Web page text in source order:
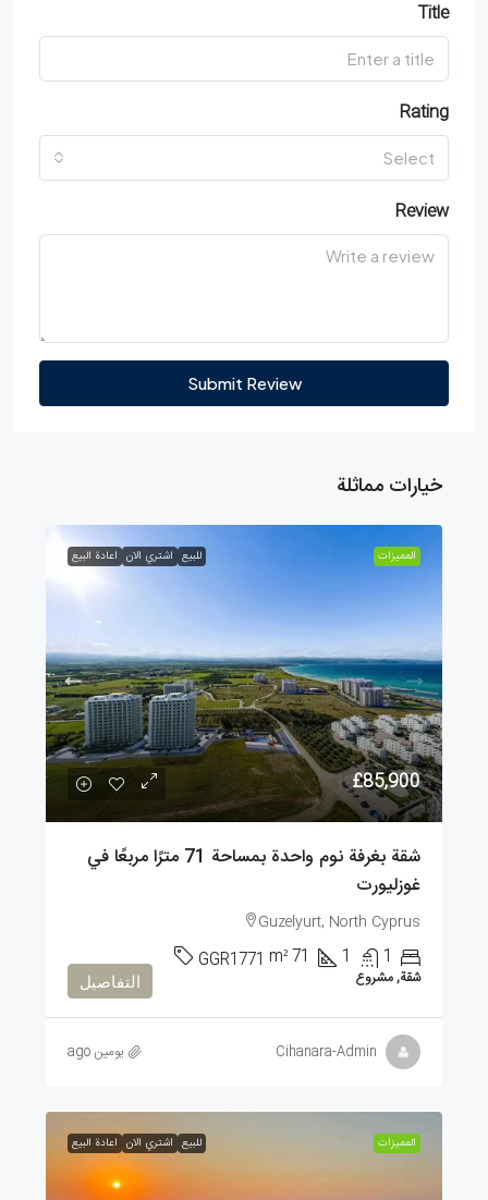
Title
Rating
Select
Review
Submit Review
خيارات مماثلة
الممیزات للبيع اشتري الان اعادة البيع
£85,900
شقة بغرفة نوم واحدة بمساحة 71 مترًا مربعًا في
غوزليورت
Guzelyurt, North Cyprus
1
1
71
m²
GGR1771
شقة, مشروع التفاصيل
Cihanara-Admin يومين ago
الممیزات للبيع اشتري الان اعادة البيع